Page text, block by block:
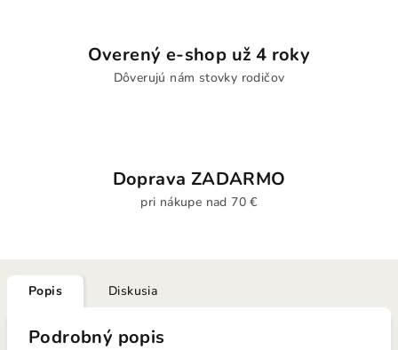
Overený e-shop už 4 roky
Dôverujú nám stovky rodičov
Doprava ZADARMO
pri nákupe nad 70 €
Popis Diskusia
Podrobný popis